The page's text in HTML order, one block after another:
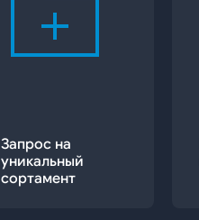
Запрос на
уникальный
сортамент